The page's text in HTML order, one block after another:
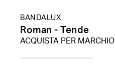
BANDALUX
Roman - Tende
ACQUISTA PER MARCHIO